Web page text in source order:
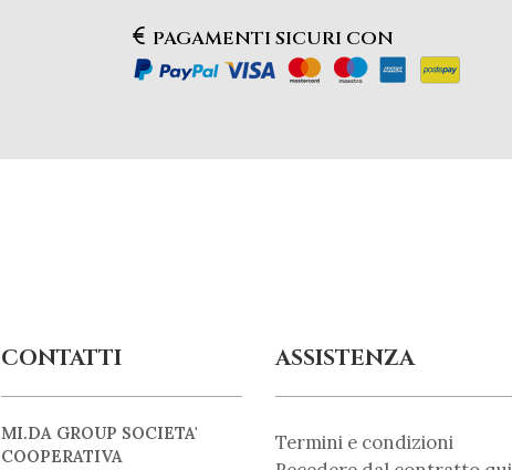
PAGAMENTI SICURI CON
CONTATTI
MI.DA GROUP SOCIETA'
COOPERATIVA
ASSISTENZA
Termini e condizioni